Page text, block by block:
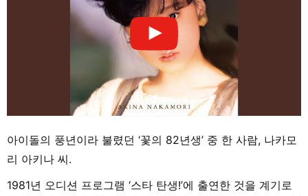
아이돌의 풍년이라 불렸던 ‘꽃의 82년생’ 중 한 사람, 나카모
리 아키나 씨.
1981년 오디션 프로그램 ‘스타 탄생!’에 출연한 것을 계기로